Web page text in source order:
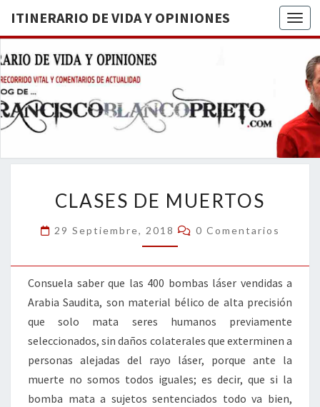
ITINERARIO DE VIDA Y OPINIONES
DE
BREVE
RECORRIDO
VITAL Y
ACTUALIDAD
DE
MUERTOS
CLASES DE MUERTOS
29 Septiembre, 2018 Comentarios
0 Comentarios
Consuela saber que las 400 bombas láser vendidas a
Arabia Saudita, son material bélico de alta precisión
que solo mata seres humanos previamente
seleccionados, sin daños colaterales que exterminen a
personas alejadas del rayo láser, porque ante la
muerte no somos todos iguales; es decir, que si la
bomba mata a sujetos sentenciados todo va bien,